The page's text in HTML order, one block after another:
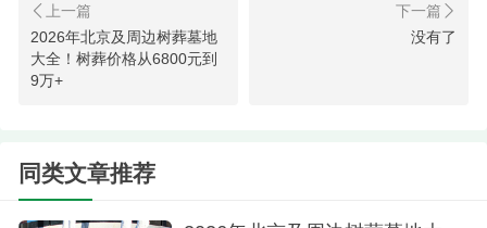
识、景观较好的中高端选项。
2026年北京及周边树葬墓地
大全！树葬价格从6800元到
9万+
没有了
同类文章推荐